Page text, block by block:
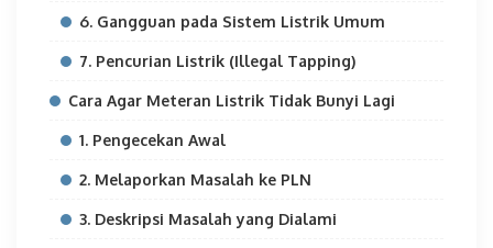
6. Gangguan pada Sistem Listrik Umum
7. Pencurian Listrik (Illegal Tapping)
Cara Agar Meteran Listrik Tidak Bunyi Lagi
1. Pengecekan Awal
2. Melaporkan Masalah ke PLN
3. Deskripsi Masalah yang Dialami